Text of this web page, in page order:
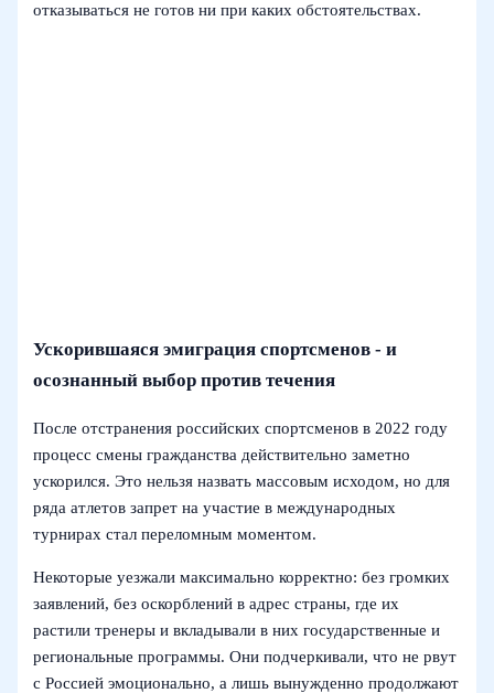
отказываться не готов ни при каких обстоятельствах.
Ускорившаяся эмиграция спортсме­нов - и
осознанный выбор против течения
После отстранения российских спортсменов в 2022 году
процесс смены гражданства действительно заметно
ускорился. Это нельзя назвать массовым исходом, но для
ряда атлетов запрет на участие в международных
турнирах стал переломным моментом.
Некоторые уезжали максимально корректно: без громких
заявлений, без оскорблений в адрес страны, где их
растили тренеры и вкладывали в них государственные и
региональные программы. Они подчеркивали, что не рвут
с Россией эмоционально, а лишь вынужденно продолжают